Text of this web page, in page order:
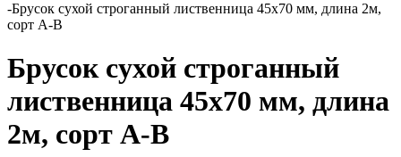
-Брусок сухой строганный лиственница 45х70 мм, длина 2м,
сорт А-В
Брусок сухой строганный
лиственница 45х70 мм, длина
2м, сорт А-В